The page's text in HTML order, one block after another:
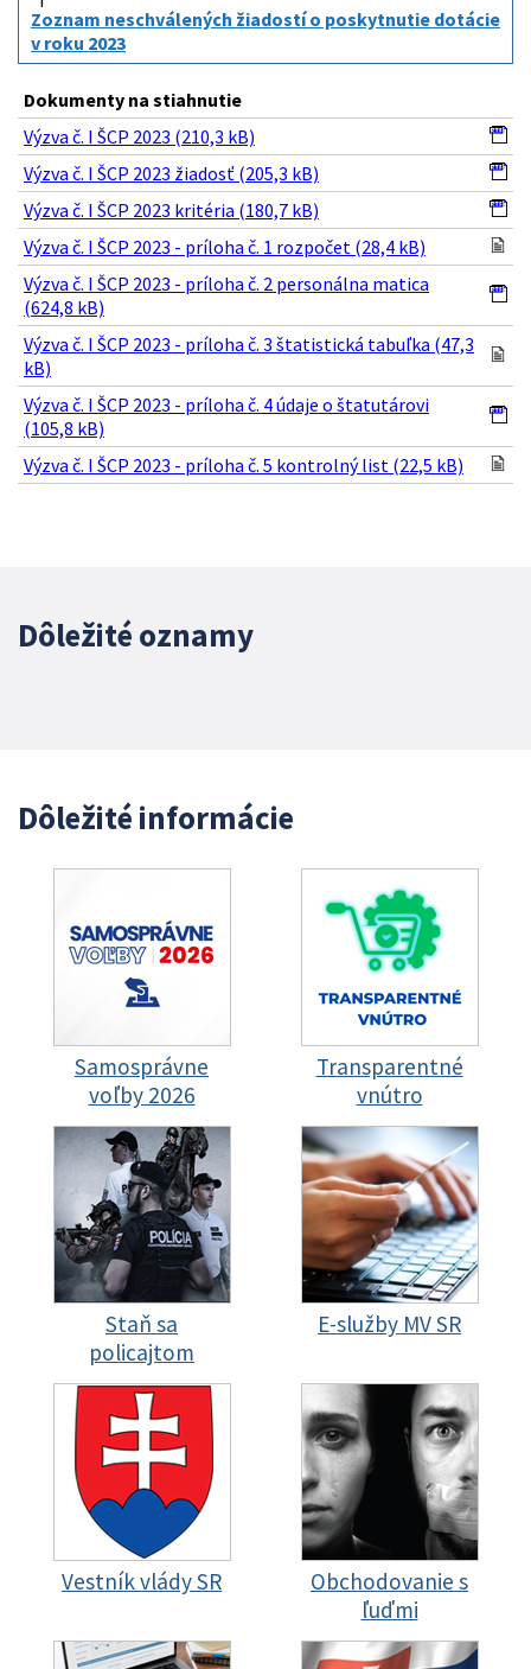
Zoznam neschválených žiadostí o poskytnutie dotácie
v roku 2023
Dokumenty na stiahnutie
Výzva č. I ŠCP 2023 (210,3 kB)
Výzva č. I ŠCP 2023 žiadosť (205,3 kB)
Výzva č. I ŠCP 2023 kritéria (180,7 kB)
Výzva č. I ŠCP 2023 - príloha č. 1 rozpočet (28,4 kB)
Výzva č. I ŠCP 2023 - príloha č. 2 personálna matica
(624,8 kB)
Výzva č. I ŠCP 2023 - príloha č. 3 štatistická tabuľka (47,3
kB)
Výzva č. I ŠCP 2023 - príloha č. 4 údaje o štatutárovi
(105,8 kB)
Výzva č. I ŠCP 2023 - príloha č. 5 kontrolný list (22,5 kB)
Dôležité oznamy
Dôležité informácie
Samosprávne
voľby 2026
Transparentné
vnútro
Staň sa
policajtom
E-služby MV SR
Vestník vlády SR
Obchodovanie s
ľuďmi